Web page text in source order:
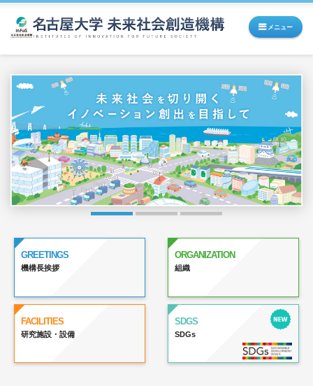
メニュー
GREETINGS
機構長挨拶
ORGANIZATION
組織
FACILITIES
研究施設・設備
SDGS
SDGs